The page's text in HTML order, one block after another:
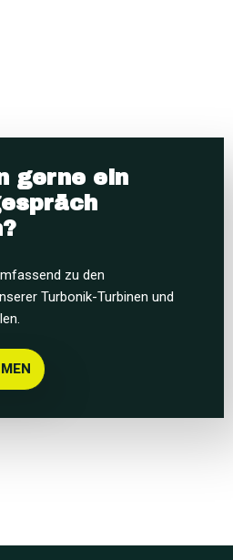
gerne ein
zu den
Turbonik-Turbinen und